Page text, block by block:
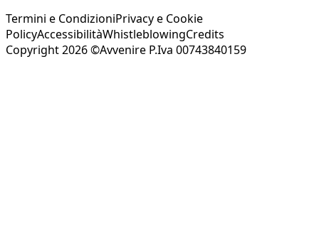
Termini e CondizioniPrivacy e Cookie
PolicyAccessibilitàWhistleblowingCredits
Copyright 2026 ©Avvenire P.Iva 00743840159